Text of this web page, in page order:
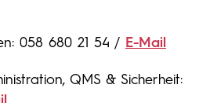
058 680 21 54 / E-Mail
QMS & Sicherheit: